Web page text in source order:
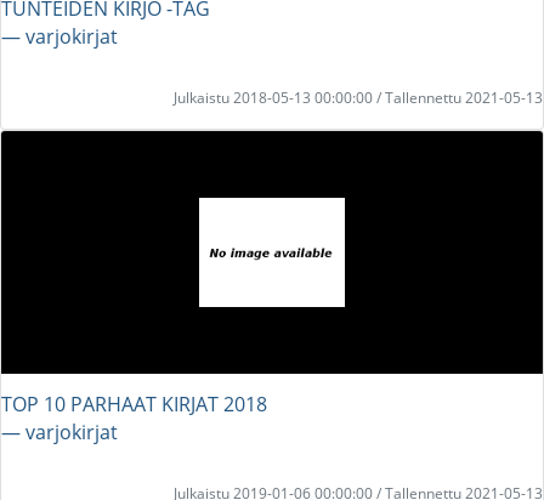
TUNTEIDEN KIRJO -TAG
― varjokirjat
Julkaistu 2018-05-13 00:00:00 / Tallennettu 2021-05-13
TOP 10 PARHAAT KIRJAT 2018
― varjokirjat
Julkaistu 2019-01-06 00:00:00 / Tallennettu 2021-05-13